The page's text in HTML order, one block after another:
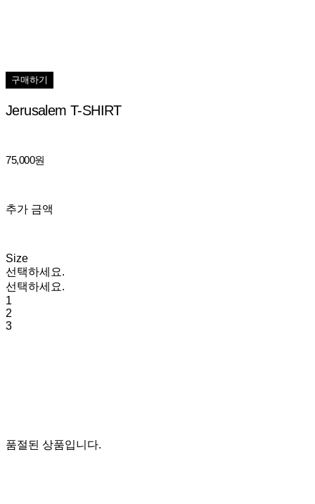
구매하기
Jerusalem T-SHIRT
75,000원
추가 금액
Size
선택하세요.
선택하세요.
1
2
3
품절된 상품입니다.